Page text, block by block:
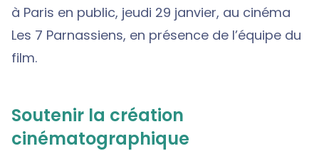
à Paris en public, jeudi 29 janvier, au cinéma
Les 7 Parnassiens, en présence de l’équipe du
film.
Soutenir la création
cinématographique